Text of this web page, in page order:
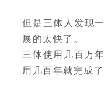
但是三体人发现
展的太快了。
三体使用几百万
用几百年就完成了